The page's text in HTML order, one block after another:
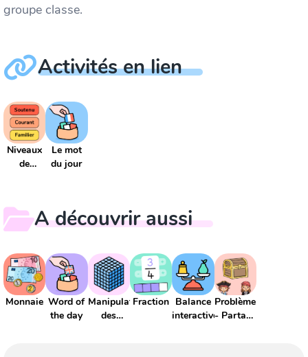
groupe classe.
Activités en lien
Niveaux
de
Le mot
du jour
A découvrir aussi
Monnaie Word of
the day
Manipulation
des
Fraction Balance
interactive
Problème
- Partage